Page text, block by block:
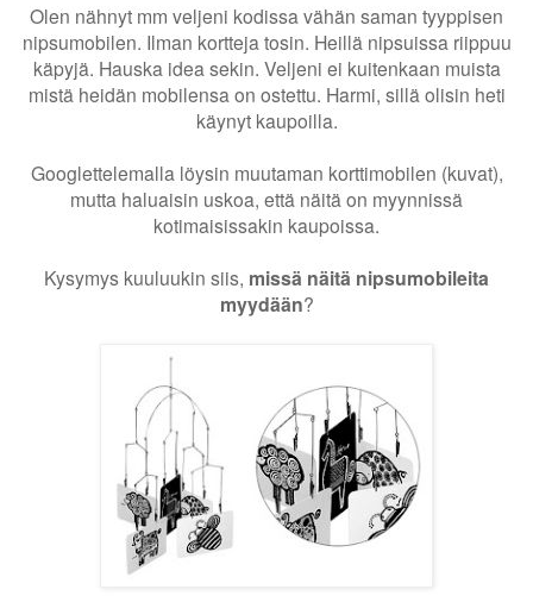
Olen nähnyt mm veljeni kodissa vähän saman tyyppisen
nipsumobilen. Ilman kortteja tosin. Heillä nipsuissa riippuu
käpyjä. Hauska idea sekin. Veljeni ei kuitenkaan muista
mistä heidän mobilensa on ostettu. Harmi, sillä olisin heti
käynyt kaupoilla.
Googlettelemalla löysin muutaman korttimobilen (kuvat),
mutta haluaisin uskoa, että näitä on myynnissä
kotimaisissakin kaupoissa.
Kysymys kuuluukin siis, missä näitä nipsumobileita
myydään?